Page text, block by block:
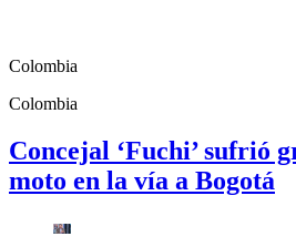
Colombia
Colombia
Concejal ‘Fuchi’ sufrió
moto en la vía a Bogotá